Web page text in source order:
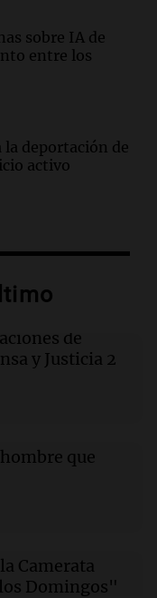
sobre IA de
entre los
la deportación de
activo
artificial
en la
tiempo este
el tiempo
de
y Justicia 2
que
Camerata
Domingos"